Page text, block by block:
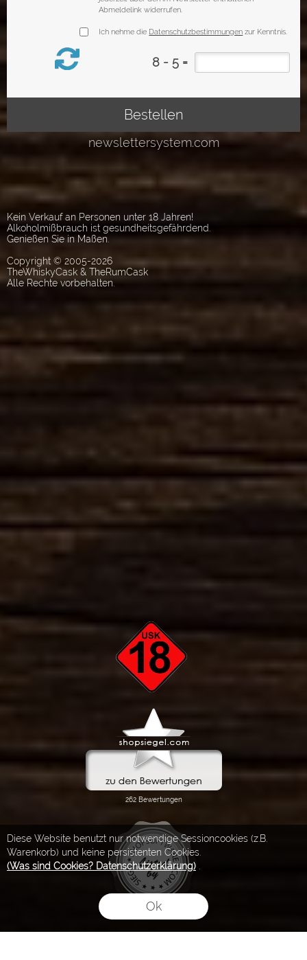
Diese Website benutzt nur notwendige Sessioncookies (z.B.
Warenkorb) und keine persistenten Cookies.
(Was sind Cookies? Datenschutzerklärung)
Ok
Kein Verkauf an Personen unter 18 Jahren!
Alkoholmißbrauch ist gesundheitsgefährdend.
Genießen Sie in Maßen.
Copyright © 2005-2026
TheWhiskyCask & TheRumCask
Alle Rechte vorbehalten.